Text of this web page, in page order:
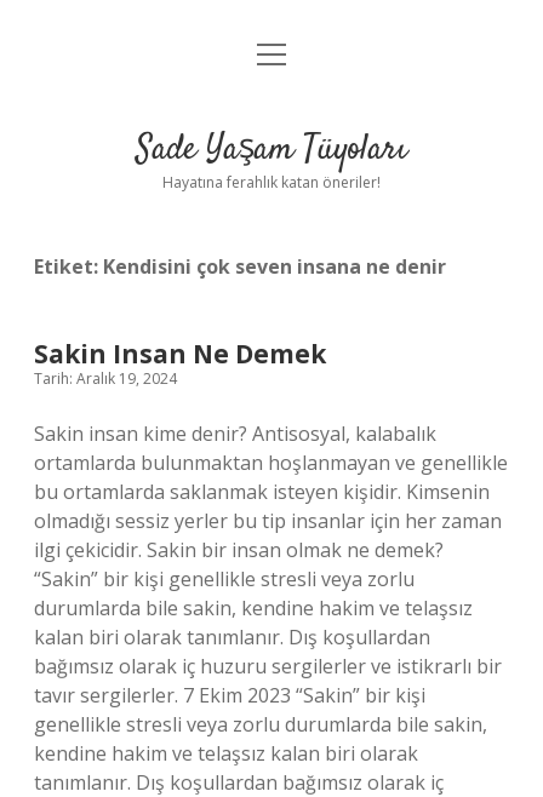
Anasayfa
Yasal Uyarı
menüyü
Sade Yaşam Tüyoları
Hayatına ferahlık katan öneriler!
Etiket: Kendisini çok seven insana ne denir
Sakin Insan Ne Demek
Tarih: Aralık 19, 2024
Sakin insan kime denir? Antisosyal, kalabalık
ortamlarda bulunmaktan hoşlanmayan ve genellikle
bu ortamlarda saklanmak isteyen kişidir. Kimsenin
olmadığı sessiz yerler bu tip insanlar için her zaman
ilgi çekicidir. Sakin bir insan olmak ne demek?
“Sakin” bir kişi genellikle stresli veya zorlu
durumlarda bile sakin, kendine hakim ve telaşsız
kalan biri olarak tanımlanır. Dış koşullardan
bağımsız olarak iç huzuru sergilerler ve istikrarlı bir
tavır sergilerler. 7 Ekim 2023 “Sakin” bir kişi
genellikle stresli veya zorlu durumlarda bile sakin,
kendine hakim ve telaşsız kalan biri olarak
tanımlanır. Dış koşullardan bağımsız olarak iç